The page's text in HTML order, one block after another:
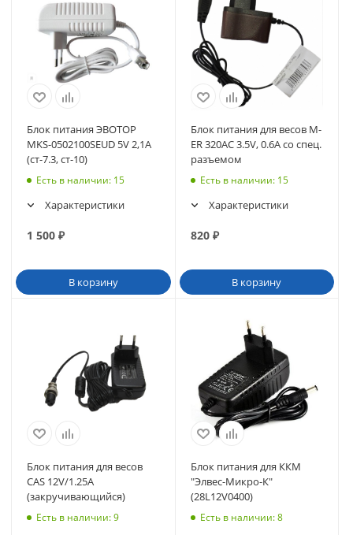
Блок питания ЭВОТОР
MKS-0502100SEUD 5V 2,1A
(ст-7.3, ст-10)
Есть в наличии: 15
Характеристики
1 500 ₽
В корзину
Блок питания для весов M-
ER 320АС 3.5V, 0.6A со спец.
разъемом
Есть в наличии: 15
Характеристики
820₽
В корзину
Блок питания для весов
CAS 12V/1.25A
(закручивающийся)
Есть в наличии: 9
Блок питания для ККМ
"Элвес-Микро-К"
(28L12V0400)
Есть в наличии: 8